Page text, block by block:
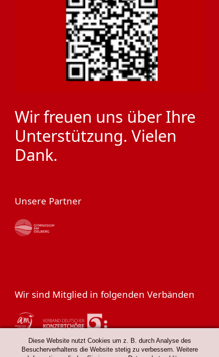
Wir freuen uns über Ihre
Unterstützung. Vielen
Dank.
Unsere Partner
Wir sind Mitglied in folgenden Verbänden
Diese Website nutzt Cookies um z. B. durch Analyse des
Besucherverhaltens die Website stetig zu verbessern. Weitere